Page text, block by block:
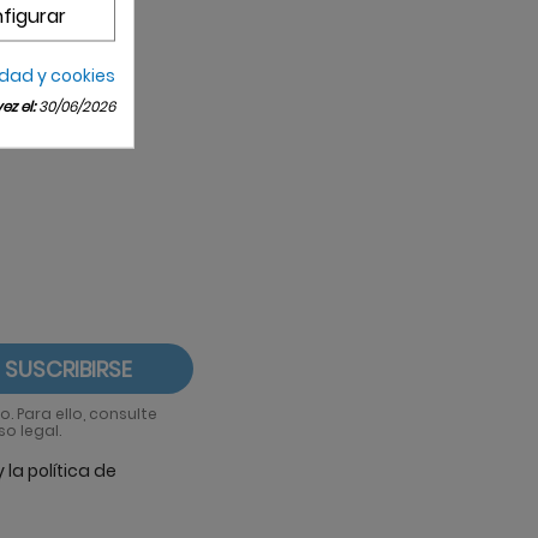
Para ello, consulte
legal.
la política de
y cookies
el:30/06/2026